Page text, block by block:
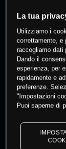
0 % dei
questo
I prezzi
dati di
La tua
Utilizziamo i
correttamente, e
raccogliamo dati
Dando il
esperienza, per
rapidamente e
preferenze.
"Impostazioni
Puoi saperne di